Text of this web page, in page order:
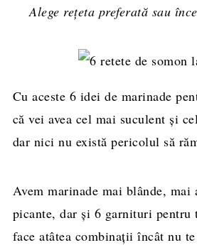
Alege rețeta preferată sau
Cu aceste 6 idei de marinade
că vei avea cel mai suculent și
dar nici nu există pericolul să
Avem marinade mai blânde, mai
picante, dar și 6 garnituri pentru
face atâtea combinații încât nu